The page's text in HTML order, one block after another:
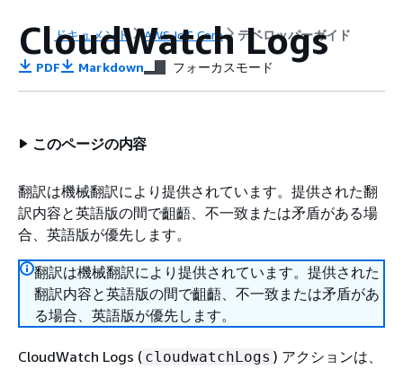
ドキュメント AWS IoT Core デベロッパーガイド
CloudWatch Logs
PDF Markdown フォーカスモード
このページの内容
翻訳は機械翻訳により提供されています。提供された翻
訳内容と英語版の間で齟齬、不一致または矛盾がある場
合、英語版が優先します。
翻訳は機械翻訳により提供されています。提供された
翻訳内容と英語版の間で齟齬、不一致または矛盾があ
る場合、英語版が優先します。
CloudWatch Logs ( cloudwatchLogs ) アクションは、